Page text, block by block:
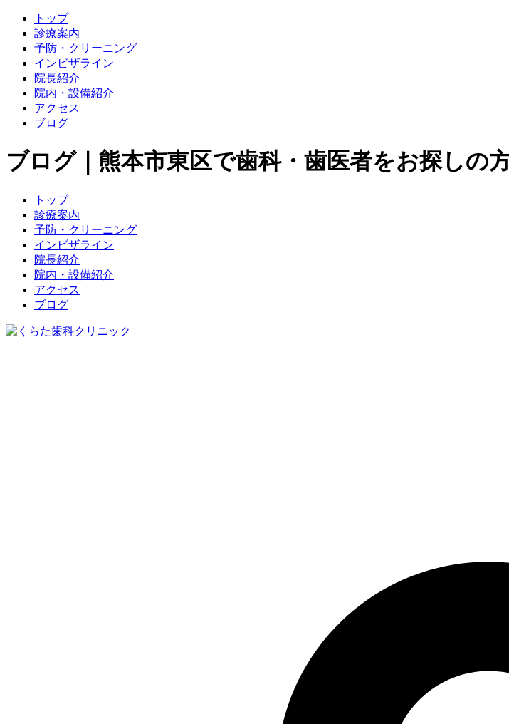
トップ
診療案内
予防・クリーニング
インビザライン
院長紹介
院内・設備紹介
アクセス
ブログ
ブログ｜熊本市東区で歯科・歯医者をお探しの
トップ
診療案内
予防・クリーニング
インビザライン
院長紹介
院内・設備紹介
アクセス
ブログ